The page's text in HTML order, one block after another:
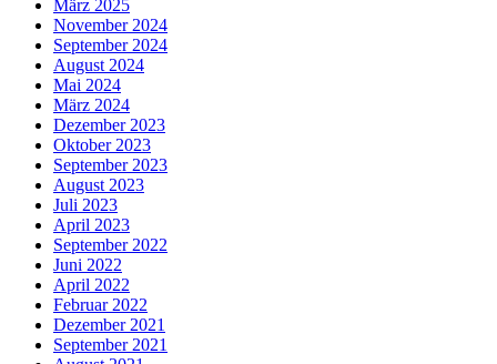
März 2025
November 2024
September 2024
August 2024
Mai 2024
März 2024
Dezember 2023
Oktober 2023
September 2023
August 2023
Juli 2023
April 2023
September 2022
Juni 2022
April 2022
Februar 2022
Dezember 2021
September 2021